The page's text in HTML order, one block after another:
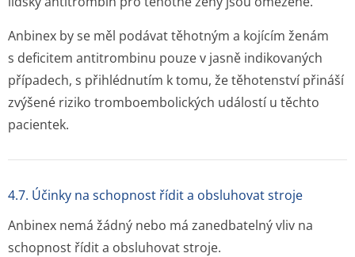
Anbinex by se měl podávat těhotným a kojícím ženám
s deficitem antitrombinu pouze v jasně indikovaných
případech, s přihlédnutím k tomu, že těhotenství přináší
zvýšené riziko tromboembolických událostí u těchto
pacientek.
4.7. Účinky na schopnost řídit a obsluhovat stroje
Anbinex nemá žádný nebo má zanedbatelný vliv na
schopnost řídit a obsluhovat stroje.